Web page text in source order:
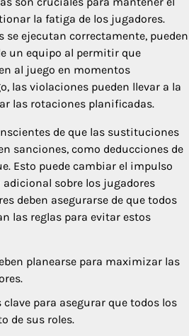
la fatiga de los jugadores.
ejecutan correctamente, pueden
un equipo al permitir que
al juego en momentos
las violaciones pueden llevar a la
las rotaciones planificadas.
de que las sustituciones
sanciones, como deducciones de
Esto puede cambiar el impulso
adicional sobre los jugadores
deben asegurarse de que todos
las reglas para evitar estos
planearse para maximizar las
para asegurar que todos los
de sus roles.